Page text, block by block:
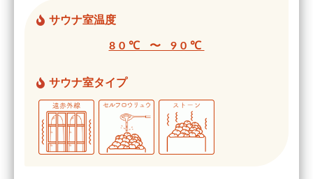
サウナ室温度
80℃ 〜 90℃
サウナ室タイプ